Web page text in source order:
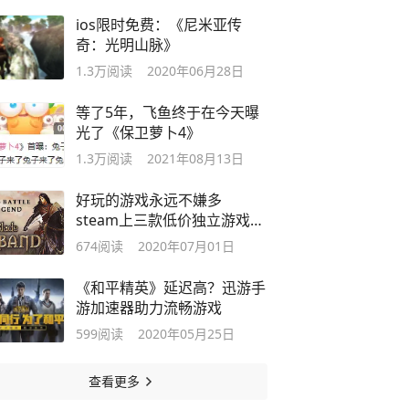
ios限时免费：《尼米亚传
奇：光明山脉》
1.3万阅读 2020年06月28日
等了5年，飞鱼终于在今天曝
光了《保卫萝卜4》
1.3万阅读 2021年08月13日
好玩的游戏永远不嫌多
steam上三款低价独立游戏推
荐
674阅读 2020年07月01日
《和平精英》延迟高？迅游手
游加速器助力流畅游戏
599阅读 2020年05月25日
查看更多